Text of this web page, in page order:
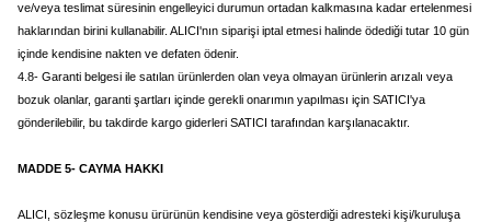
ve/veya teslimat süresinin engelleyici durumun ortadan kalkmasına kadar ertelenmesi
haklarından birini kullanabilir. ALICI'nın siparişi iptal etmesi halinde ödediği tutar 10 gün
içinde kendisine nakten ve defaten ödenir.
4.8- Garanti belgesi ile satılan ürünlerden olan veya olmayan ürünlerin arızalı veya
bozuk olanlar, garanti şartları içinde gerekli onarımın yapılması için SATICI'ya
gönderilebilir, bu takdirde kargo giderleri SATICI tarafından karşılanacaktır.
MADDE 5- CAYMA HAKKI
ALICI, sözleşme konusu ürürünün kendisine veya gösterdiği adresteki kişi/kuruluşa